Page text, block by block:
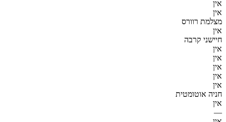
אין
אין
מצלמת רוורס
אין
חיישני קרבה
אין
אין
אין
אין
אין
חניה אוטומטית
אין
—